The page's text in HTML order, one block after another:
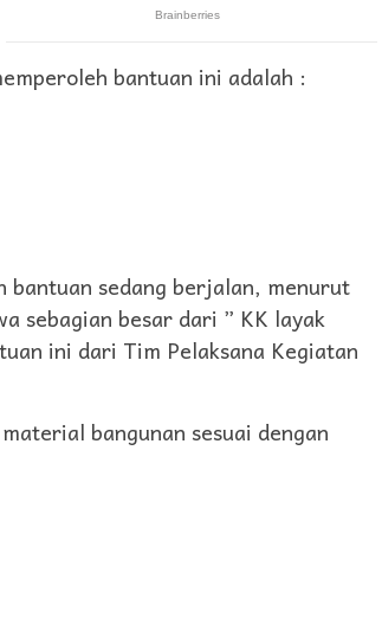
bantuan ini adalah :
sedang berjalan, menurut
sebagian besar dari ” KK layak
ini dari Tim Pelaksana Kegiatan
bangunan sesuai dengan